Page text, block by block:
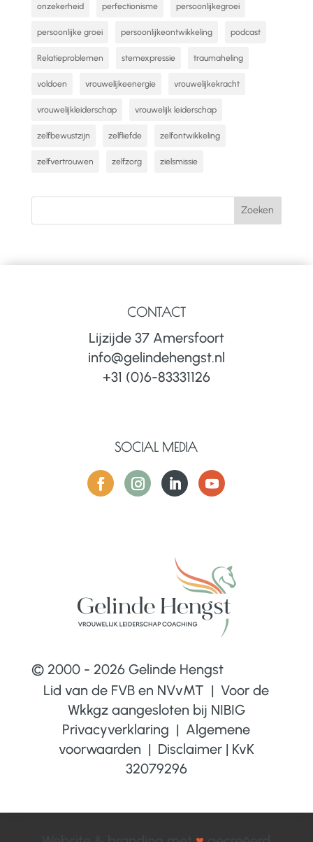
onzekerheid perfectionisme persoonlijkegroei
persoonlijke groei persoonlijkeontwikkeling podcast
Relatieproblemen stemexpressie traumaheling
voldoen vrouwelijkeenergie vrouwelijkekracht
vrouwelijkleiderschap vrouwelijk leiderschap
zelfbewustzijn zelfliefde zelfontwikkeling
zelfvertrouwen zelfzorg zielsmissie
CONTACT
Lijzijde 37 Amersfoort
info@gelindehengst.nl
+31 (0)6-83331126
SOCIAL MEDIA
© 2000 - 2026 Gelinde Hengst
Lid van de FVB en NVvMT | Voor de
Wkkgz aangesloten bij NIBIG
Privacyverklaring | Algemene
voorwaarden | Disclaimer| KvK
32079296